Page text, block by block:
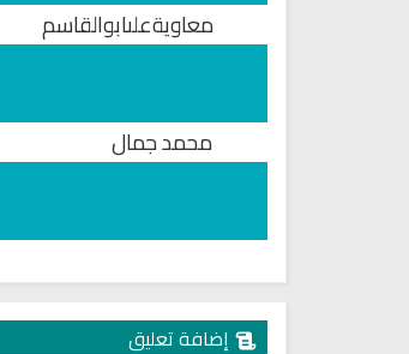
معاويةعلىابوالقاسم
محمد جمال
إضافة تعليق